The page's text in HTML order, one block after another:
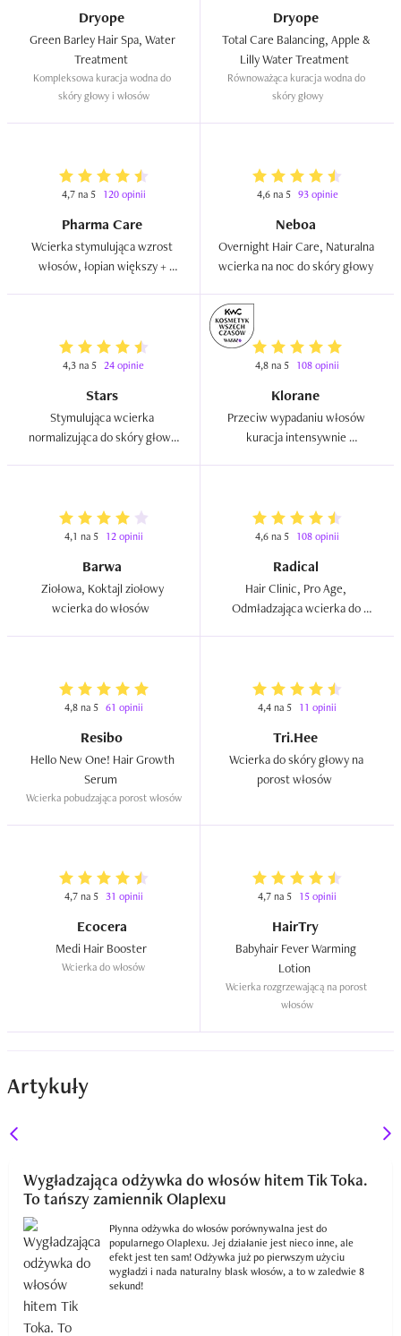
czy kiedy włosy mimo wszystko się namaczają przy
skórze,to je po prostu nie łamię,a tu bywa u mnie różnie
z ich wytrzymałością.
Myślę,że u mnie ma mocne 4. Być może jeszcze wrócę,
zobaczymy. Na pewno puste opakowanie mi się przyda ;p.
Dryope
Green Barley Hair Spa, Water
Kompleksowa kuracja wodna do
skóry głowy i włosów
Dryope
Total Care Balancing, Apple &
Równoważąca kuracja wodna do
skóry głowy
4,7 na 5 120 opinii
Pharma Care
Wcierka stymulująca wzrost
włosów, łopian większy +
4,6 na 5 93 opinie
Neboa
Overnight Hair Care, Naturalna
4,3 na 5 24 opinie
Stars
Stymulująca wcierka
normalizująca do skóry głowy
4,8 na 5 108 opinii
Klorane
Przeciw wypadaniu włosów
kuracja intensywnie
4,1 na 5 12 opinii
Barwa
Ziołowa, Koktajl ziołowy
4,6 na 5 108 opinii
Radical
Hair Clinic, Pro Age,
Odmładzająca wcierka do
4,8 na 5 61 opinii
Resibo
Hello New One! Hair Growth
Wcierka pobudzająca porost włosów
4,4 na 5 11 opinii
Tri.Hee
Wcierka do skóry głowy na
4,7 na 5 31 opinii
Ecocera
Wcierka do włosów
4,7 na 5 15 opinii
HairTry
Babyhair Fever Warming
Wcierka rozgrzewającą na porost
włosów
Artykuły
Wygładzająca odżywka do włosów hitem Tik Toka.
To tańszy zamiennik Olaplexu
Płynna odżywka do włosów porównywalna jest do
popularnego Olaplexu. Jej działanie jest nieco inne, ale
efekt jest ten sam! Odżywka już po pierwszym użyciu
wygładzi i nada naturalny blask włosów, a to w zaledwie 8
sekund!